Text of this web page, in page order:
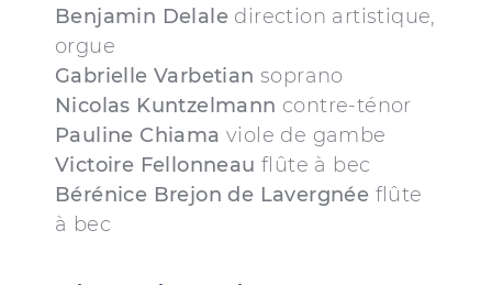
Benjamin Delale direction artistique,
orgue
Gabrielle Varbetian soprano
Nicolas Kuntzelmann contre-ténor
Pauline Chiama viole de gambe
Victoire Fellonneau flûte à bec
Bérénice Brejon de Lavergnée flûte
à bec